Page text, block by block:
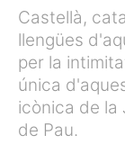
Castellà,
llengües
per la
única
icònica de la
de Pau.